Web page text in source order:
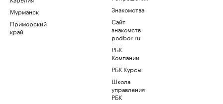
Мурманск
Приморский
край
Знакомства
Сайт
знакомств
podbor.ru
РБК
Компании
РБК Курсы
Школа
управления
РБК